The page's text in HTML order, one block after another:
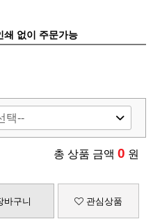
쇄 없이 주문가능
총 상품 금액 0 원
바구니 관심상품